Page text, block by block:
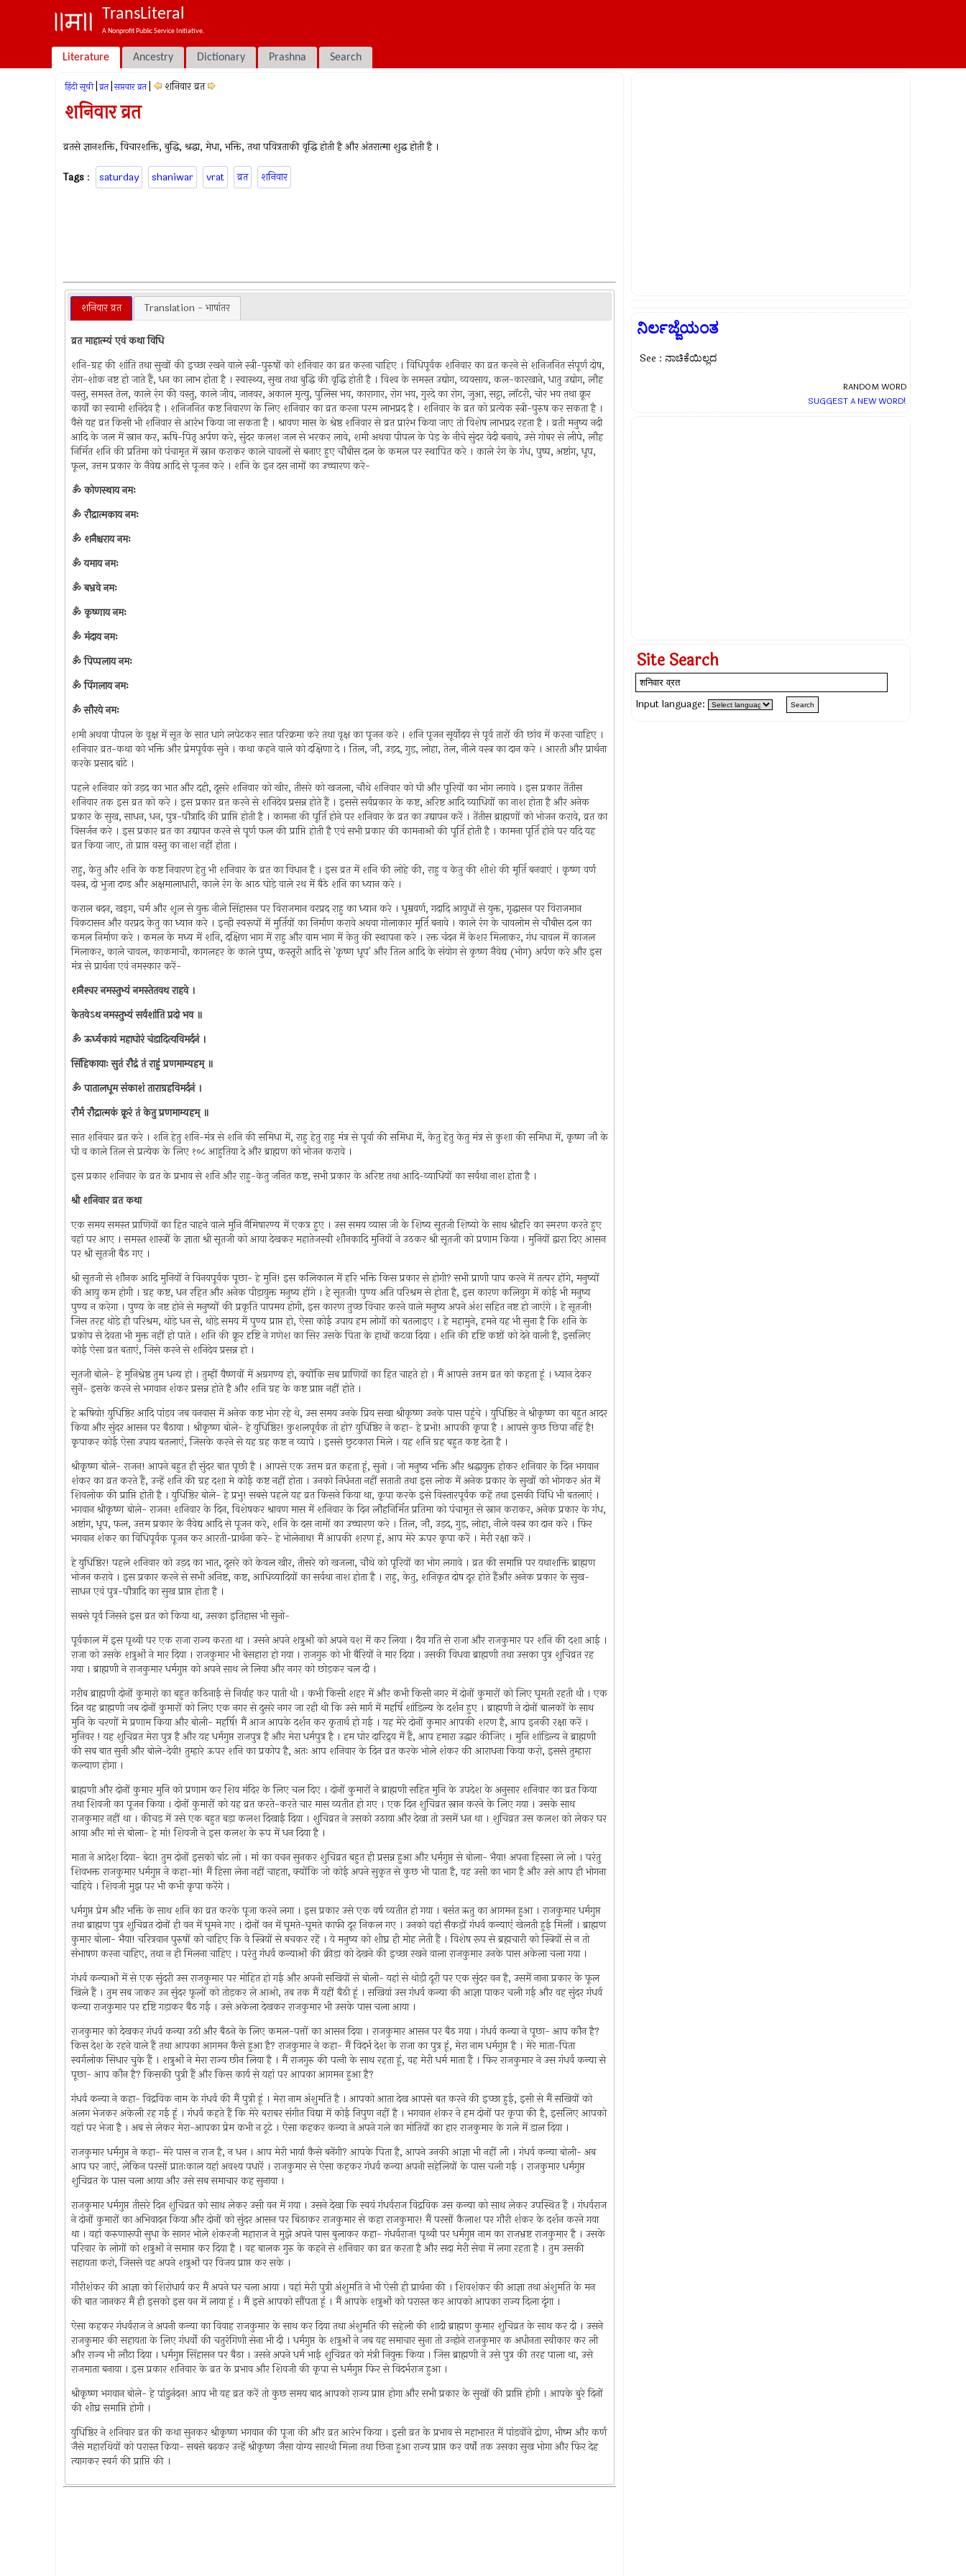
TransLiteral
A Nonprofit Public Service Initiative.
Literature Ancestry Dictionary Prashna Search
हिंदी सूची व्रत सप्तवार व्रत शनिवार व्रत
शनिवार व्रत
व्रतसे ज्ञानशक्ति, विचारशक्ति, बुद्धि, श्रद्धा, मेधा, भक्ति, तथा पवित्रताकी वृद्धि होती है और अंतरात्मा शुद्ध होती है ।
Tags : saturday shaniwar vrat व्रत शनिवार
शनिवार व्रत Translation - भाषांतर
व्रत माहात्म्यं एवं कथा विधि
शनि-ग्रह की शांति तथा सुखों की इच्छा रखने वाले स्त्री-पुरुषों को शनिवार का व्रत करना चाहिए । विधिपूर्वक शनिवार का व्रत करने से शनिजनित संपूर्ण दोष,
रोग-शोक नष्ट हो जाते हैं, धन का लाभ होता है । स्वास्थ्य, सुख तथा बुद्धि की वृद्धि होती है । विश्‍व के समस्त उद्योग, व्यवसाय, कल-कारखाने, धातु उद्योग, लौह
वस्तु, समस्त तेल, काले रंग की वस्तु, काले जीव, जानवर, अकाल मृत्यु, पुलिस भय, कारागार, रोग भय, गुरदे का रोग, जुआ, सट्टा, लॉटरी, चोर भय तथा क्रूर
कार्यों का स्वामी शनिदेव है । शनिजनित कष्ट निवारण के लिए शनिवार का व्रत करना परम लाभप्रद है । शनिवार के व्रत को प्रत्येक स्त्री-पुरुष कर सकता है ।
वैसे यह व्रत किसी भी शनिवार से आरंभ किया जा सकता है । श्रावण मास के श्रेष्ठ शनिवार से व्रत प्रारंभ किया जाए तो विशेष लाभप्रद रहता है । व्रती मनुष्य नदी
आदि के जल में स्नान कर, ऋषि-पितृ अर्पण करे, सुंदर कलश जल से भरकर लावे, शमी अथवा पीपल के पेड़ के नीचे सुंदर वेदी बनावे, उसे गोबर से लीपे, लौह
निर्मित शनि की प्रतिमा को पंचामृत में स्नान कराकर काले चावलों से बनाए हुए चौबीस दल के कमल पर स्थापित करे । काले रंग के गंध, पुष्प, अष्टांग, धूप,
फूल, उत्तम प्रकार के नैवेद्य आदि से पूजन करे । शनि के इन दस नामों का उच्चारण करे-
ॐ कोणस्थाय नमः
ॐ रौद्रात्मकाय नमः
ॐ शनैश्चराय नमः
ॐ यमाय नमः
ॐ बभ्रवे नमः
ॐ कृष्णाय नमः
ॐ मंदाय नमः
ॐ पिप्पलाय नमः
ॐ पिंगलाय नमः
ॐ सौरये नमः
शमी अथवा पीपल के वृक्ष में सूत के सात धागे लपेटकर सात परिक्रमा करे तथा वृक्ष का पूजन करे । शनि पूजन सूर्योदय से पूर्व तारों की छांव में करना चाहिए ।
शनिवार व्रत-कथा को भक्ति और प्रेमपूर्वक सुने । कथा कहने वाले को दक्षिणा दे । तिल, जौ, उड़द, गुड़, लोहा, तेल, नीले वस्त्र का दान करे । आरती और प्रार्थना
करके प्रसाद बांटे ।
पहले शनिवार को उड़द का भात और दही, दूसरे शनिवार को खीर, तीसरे को खजला, चौथे शनिवार को घी और पूरियों का भोग लगावे । इस प्रकार तेंतीस
शनिवार तक इस व्रत को करे । इस प्रकार व्रत करने से शनिदेव प्रसन्न होते हैं । इससे सर्वप्रकार के कष्ट, अरिष्ट आदि व्याधियों का नाश होता है और अनेक
प्रकार के सुख, साधन, धन, पुत्र-पौत्रादि की प्राप्ति होती है । कामना की पूर्ति होने पर शनिवार के व्रत का उद्यापन करें । तेंतीस ब्राह्मणों को भोजन करावे, व्रत का
विसर्जन करे । इस प्रकार व्रत का उद्यापन करने से पूर्ण फल की प्राप्ति होती है एवं सभी प्रकार की कामनाओं की पूर्ति होती है । कामना पूर्ति होने पर यदि यह
व्रत किया जाए, तो प्राप्त वस्तु का नाश नहीं होता ।
राहु, केतु और शनि के कष्ट निवारण हेतु भी शनिवार के व्रत का विधान है । इस व्रत में शनि की लोहे की, राहु व केतु की शीशे की मूर्ति बनवाएं । कृष्ण वर्ण
वस्त्र, दो भुजा दण्ड और अक्षमालाधारी, काले रंग के आठ घोड़े वाले रथ में बैठे शनि का ध्यान करे ।
कराल बदन, खड्‌ग, चर्म और शूल से युक्त नीले सिंहासन पर विराजमान वरप्रद राहु का ध्यान करे । धूम्रवर्ण, गदादि आयुधों से युक्त, गृद्धासन पर विराजमान
विकटासन और वरप्रद केतु का ध्यान करे । इन्ही स्वरूपों में मुर्तियों का निर्माण करावे अथवा गोलाकार मूर्ति बनावे । काले रंग के चावलोम से चौबीस दल का
कमल निर्माण करे । कमल के मध्य में शनि, दक्षिण भाग में राहु और वाम भाग में केतु की स्थापना करे । रक्त चंदन में केशर मिलाकर, गंध चावल में काजल
मिलाकर, काले चावल, काकमाची, कागलहर के काले पुष्प, कस्तूरी आदि से 'कृष्ण धूप' और तिल आदि के संयोग से कृष्ण नैवेद्य (भोग) अर्पण करे और इस
मंत्र से प्रार्थना एवं नमस्कार करें-
शनैश्‍चर नमस्तुभ्यं नमस्तेतवथ राहवे ।
केतवेऽथ नमस्तुभ्यं सर्वशांति प्रदो भव ॥
ॐ ऊर्ध्वकायं महाघोरं चंडादित्यविमर्दनं ।
सिंहिकायाः सुतं रौद्रं तं राहुं प्रणमाम्यहम् ॥
ॐ पातालधूम संकाशं ताराग्रहविमर्दनं ।
रौर्म रौद्रात्मकं क्रूरं तं केतु प्रणमाम्यहम् ॥
सात शनिवार व्रत करे । शनि हेतु शनि-मंत्र से शनि की समिधा में, राहु हेतु राहु मंत्र से पूर्वा की समिधा में, केतु हेतु केतु मंत्र से कुशा की समिधा में, कृष्ण जौ के
घी व काले तिल से प्रत्येक के लिए १०८ आहुतिया दे और ब्राह्मण को भोजन करावे ।
इस प्रकार शनिवार के व्रत के प्रभाव से शनि और राहु-केतु जनित कष्ट, सभी प्रकार के अरिष्ट तथा आदि-व्याधियों का सर्वथा नाश होता है ।
श्री शनिवार व्रत कथा
एक समय समस्त प्राणियों का हित चाहने वाले मुनि नैमिषारण्य में एकत्र हुए । उस समय व्यास जी के शिष्य सूतजी शिष्यो के साथ श्रीहरि का स्मरण करते हुए
वहां पर आए । समस्त शास्त्रों के ज्ञाता श्री सूतजी को आया देखकर महातेजस्वी शौनकादि मुनियों ने उठकर श्री सूतजी को प्रणाम किया । मुनियों द्वारा दिए आसन
पर श्री सूतजी बैठ गए ।
श्री सूतजी से शौनक आदि मुनियों ने विनयपूर्वक पूछा- हे मुनि! इस कलिकाल में हरि भक्ति किस प्रकार से होगी? सभी प्राणी पाप करने में तत्पर होंगे, मनुष्यों
की आयु कम होगी । ग्रह कष्ट, धन रहित और अनेक पीड़ायुक्त मनुष्य होंगे । हे सूतजी! पुण्य अति परिश्रम से होता है, इस कारण कलियुग में कोई भी मनुष्य
पुण्य न करेगा । पुण्य के नष्ट होने से मनुष्यों की प्रकृति पापमय होगी, इस कारण तुच्छ विचार करने वाले मनुष्य अपने अंश सहित नष्ट हो जाएंगे । हे सूतजी!
जिस तरह थोड़े ही परिश्रम, थोड़े धन से, थोड़े समय में पुण्य प्राप्त हो, ऐसा कोई उपाय हम लोगों को बतलाइए । हे महामुने, हमने यह भी सुना है कि शनि के
प्रकोप से देवता भी मुक्त नहीं हो पाते । शनि की क्रूर दृष्टि ने गणेश का सिर उसके पिता के हाथों कटवा दिया । शनि की दृष्टि कष्टों को देने वाली है, इसलिए
कोई ऐसा व्रत बताएं, जिसे करने से शनिदेव प्रसन्न हो ।
सूतजी बोले- हे मुनिश्रेष्ठ तुम धन्य हो । तुम्हीं वैष्णवों में अग्रगण्य हो, क्योंकि सब प्राणियों का हित चाहते हो । मैं आपसे उत्तम व्रत को कहता हूं । ध्यान देकर
सुनें- इसके करने से भगवान शंकर प्रसन्न होते है और शनि ग्रह के कष्ट प्राप्त नहीं होते ।
हे ऋषियो! युधिष्ठिर आदि पांडव जब वनवास में अनेक कष्ट भोग रहे थे, उस समय उनके प्रिय सखा श्रीकृष्ण उनके पास पहुंचे । युधिष्ठिर ने श्रीकृष्ण का बहुत आदर
किया और सुंदर आसन पर बैठाया । श्रीकृष्ण बोले- हे युधिष्ठिर! कुशलपूर्वक तो हो? युधिष्ठिर ने कहा- हे प्रभो! आपकी कृपा है । आपसे कुछ छिपा नहिं है!
कृपाकर कोई ऐसा उपाय बतलाएं, जिसके करने से यह ग्रह कष्ट न व्यापे । इससे छुटकारा मिले । यह शनि ग्रह बहुत कष्ट देता है ।
श्रीकृष्ण बोले- राजन! आपने बहुत ही सुंदर बात पूछी है । आपसे एक उत्तम व्रत कहता हूं, सुनो । जो मनुष्य भक्ति और श्रद्धायुक्त होकर शनिवार के दिन भगवान
शंकर का व्रत करते हैं, उन्हें शनि की ग्रह दशा मे कोई कष्ट नहीं होता । उनको निर्धनता नहीं सताती तथा इस लोक में अनेक प्रकार के सुखों को भोगकर अंत में
शिवलोक की प्राप्ति होती है । युधिष्ठिर बोले- हे प्रभु! सबसे पहले यह व्रत किसने किया था, कृपा करके इसे विस्तारपूर्वक कहें तथा इसकी विधि भी बतलाएं ।
भगवान श्रीकृष्ण बोले- राजन! शनिवार के दिन, विशेषकर श्रावण मास में शनिवार के दिन लौहनिर्मित प्रतिमा को पंचामृत से स्नान कराकर, अनेक प्रकार के गंध,
अष्टांग, धूप, फल, उत्तम प्रकार के नैवेद्य आदि से पूजन करे, शनि के दस नामों का उच्चारण करे । तिल, जौ, उड़द, गुड़, लोहा, नीले वस्त्र का दान करे । फिर
भगवान शंकर का विधिपूर्वक पूजन कर आरती-प्रार्थना करे- हे भोलेनाथ! मैं आपकी शरण हूं, आप मेरे ऊपर कृपा करें । मेरी रक्षा करें ।
हे युधिष्ठिर! पहले शनिवार को उड़द का भात, दूसरे को केवल खीर, तीसरे को खजला, चौथे को पूरियों का भोग लगावे । व्रत की समाप्ति पर यथाशक्ति ब्राह्मण
भोजन करावे । इस प्रकार करने से सभी अनिष्ट, कष्ट, आधिव्यादियों का सर्वथा नाश होता है । राहु, केतु, शनिकृत दोष दूर होते हैंऔर अनेक प्रकार के सुख-
साधन एवं पुत्र-पौत्रादि का सुख प्राप्त होता है ।
सबसे पूर्व जिसने इस व्रत को किया था, उसका इतिहास भी सुनो-
पूर्वकाल में इस पृथ्वी पर एक राजा राज्य करता था । उसने अपने शत्रुओं को अपने वश में कर लिया । दैव गति से राजा और राजकुमार पर शनि की दशा आई ।
राजा को उसके शत्रुओं ने मार दिया । राजकुमार भी बेसहारा हो गया । राजगुरु को भी बैरियों ने मार दिया । उसकी विधवा ब्राह्मणी तथा उसका पुत्र शुचिव्रत रह
गया । ब्राह्मणी ने राजकुमार धर्मगुप्त को अपने साथ ले लिया और नगर को छोड़कर चल दी ।
गरीब ब्राह्मणी दोनों कुमारो का बहुत कठिनाई से निर्वाह कर पाती थी । कभी किसी शहर में और कभी किसी नगर में दोनों कुमारों को लिए घूमती रहती थी । एक
दिन वह ब्राह्मणी जब दोनों कुमारों को लिए एक नगर से दुसरे नगर जा रही थी कि उसे मार्ग में महर्षि शांडिल्य के दर्शन हुए । ब्राह्मणी ने दोनों बालकों के साथ
मुनि के चरणों मे प्रणाम किया और बोली- महर्षि! मैं आज आपके दर्शन कर कृतार्थ हो गई । यह मेरे दोनों कुमार आपकी शरण है, आप इनकी रक्षा करें ।
मुनिवर ! यह शुचिव्रत मेरा पुत्र है और यह धर्मगुप्त राजपुत्र है और मेरा धर्मपुत्र है । हम घोर दारिद्र्य में हैं, आप हमारा उद्धार कीजिए । मुनि शांडिल्य ने ब्राह्मणी
की सब बात सुनी और बोले-देवी! तुम्हारे ऊपर शनि का प्रकोप है, अतः आप शनिवार के दिन व्रत करके भोले शंकर की आराधना किया करो, इससे तुम्हारा
कल्याण होगा ।
ब्राह्मणी और दोनों कुमार मुनि को प्रणाम कर शिव मंदिर के लिए चल दिए । दोनों कुमारों ने ब्राह्मणी सहित मुनि के उपदेश के अनुसार शनिवार का व्रत किया
तथा शिवजी का पूजन किया । दोनों कुमारों को यह व्रत करते-करते चार मास व्यतीत हो गए । एक दिन शुचिव्रत स्नान करने के लिए गया । उसके साथ
राजकुमार नहीं था । कीचड़ में उसे एक बहुत बड़ा कलश दिखाई दिया । शुचिव्रत ने उसको उठाया और देखा तो उसमें धन था । शुचिव्रत उस कलश को लेकर घर
आया और मां से बोला- हे मां! शिवजी ने इस कलश के रुप में धन दिया है ।
माता ने आदेश दिया- बेटा! तुम दोनों इसको बांट लो । मां का वचन सुनकर शुचिव्रत बहुत ही प्रसन्न हुआ और धर्मगुप्त से बोला- भैया! अपना हिस्सा ले लो । परंतु
शिवभक्त राजकुमार धर्मगुप्त ने कहा-मां! मैं हिसा लेना नहीं चाहता, क्योंकि जो कोई अपने सुकृत से कुछ भी पाता है, वह उसी का भाग है और उसे आप ही भोगना
चाहिये । शिवजी मुझ पर भी कभी कृपा करेंगे ।
धर्मगुप्त प्रेम और भक्ति के साथ शनि का व्रत करके पूजा करने लगा । इस प्रकार उसे एक वर्ष व्यतीत हो गया । बसंत ऋतु का आगमन हुआ । राजकुमार धर्मगुप्त
तथा ब्राह्मण पुत्र शुचिव्रत दोनों ही वन में घूमने गए । दोनों वन में घूमते-घूमते काफी दूर निकल गए । उनको वहां सैकड़ों गंधर्व कन्याएं खेलती हुई मिलीं । ब्राह्मण
कुमार बोला- भैया! चरित्रवान पुरुषों को चाहिए कि वे स्त्रियों से बचकर रहें । ये मनुष्य को शीघ्र ही मोह लेती हैं । विशेष रूप से ब्रह्मचारी को स्त्रियों से न तो
संभाषण करना चाहिए, तथा न ही मिलना चाहिए । परंतु गंधर्व कन्याओं की क्रीड़ा को देखने की इच्छा रखने वाला राजकुमार उनके पास अकेला चला गया ।
गंधर्व कन्याओं में से एक सुंदरी उस राजकुमार पर मोहित हो गई और अपनी सखियों से बोली- यहां से थोड़ी दूरी पर एक सुंदर वन है, उसमें नाना प्रकार के फूल
खिले हैं । तुम सब जाकर उन सुंदर फूलों को तोड़कर ले आओ, तब तक मैं यहीं बैठी हूं । सखियां उस गंधर्व कन्या की आज्ञा पाकर चली गई और वह सुंदर गंधर्व
कन्या राजकुमार पर दृष्टि गड़ाकर बैठ गई । उसे अकेला देखकर राजकुमार भी उसके पास चला आया ।
राजकुमार को देखकर गंधर्व कन्या उठी और बैठने के लिए कमल-पत्तों का आसन दिया । राजकुमार आसन पर बैठ गया । गंधर्व कन्या ने पूछा- आप कौन है?
किस देश के रहने वाले हैं तथा आपका आगमन कैसे हुआ है? राजकुमार ने कहा- मैं विदर्भ देश के राजा का पुत्र हूं, मेरा नाम धर्मगुप्त है । मेरे माता-पिता
स्वर्गलोक सिधार चुके हैं । शत्रुओं ने मेरा राज्य छीन लिया है । मैं राजगुरु की पत्‍नी के साथ रहता हूं, वह मेरी धर्म माता हैं । फिर राजकुमार ने उस गंधर्व कन्या से
पूछा- आप कौन है? किसकी पुत्री हैं और किस कार्य से यहां पर आपका आगमन हुआ है?
गंधर्व कन्या ने कहा- विद्रविक नाम के गंधर्व की मैं पुत्री हूं । मेरा नाम अंशुमति है । आपको आता देख आपसे बत करने की इच्छा हुई, इसी से मैं सखियों को
अलग भेजकर अकेली रह गई हूं । गंधर्व कहते हैं कि मेरे बराबर संगीत विद्या में कोई निपुण नहीं है । भगवान शंकर ने हम दोनों पर कृपा की है, इसलिए आपको
यहां पर भेजा है । अब से लेकर मेरा-आपका प्रेम कभी न टूटे । ऐसा कहकर कन्या ने अपने गले का मोतियों का हार राजकुमार के गले में डाल दिया ।
राजकुमार धर्मगुप्त ने कहा- मेरे पास न राज है, न धन । आप मेरी भार्या कैसे बनेंगी? आपके पिता है, आपने उनकी आज्ञा भी नहीं ली । गंधर्व कन्या बोली- अब
आप घर जाएं, लेकिन परसों प्रातःकाल यहां अवश्य पधारें । राजकुमार से ऐसा कहकर गंधर्व कन्या अपनी सहेलियों के पास चली गई । राजकुमार धर्मगुप्त
शुचिव्रत के पास चला आया और उसे सब समाचार कह सुनाया ।
राजकुमार धर्मगुप्त तीसरे दिन शुचिव्रत को साथ लेकर उसी वन में गया । उसने देखा कि स्वयं गंधर्वराज विद्रविक उस कन्या को साथ लेकर उपस्थित हैं । गंधर्वराज
ने दोनों कुमारों का अभिवादन किया और दोनों को सुंदर आसन पर बिठाकर राजकुमार से कहा राजकुमार! मैं परसों कैलाश पर गौरी शंकर के दर्शन करने गया
था । वहां करुणारूपी सुधा के सागर भोले शंकरजी महाराज ने मुझे अपने पास बुलाकर कहा- गंधर्वराज! पृथ्वी पर धर्मगुप्त नाम का राजभ्रष्ट राजकुमार है । उसके
परिवार के लोगों को शत्रुओं ने समाप्त कर दिया है । वह बालक गुरु के कहने से शनिवार का व्रत करता है और सदा मेरी सेवा में लगा रहता है । तुम उसकी
सहायता करो, जिससे वह अपने शत्रुओं पर विजय प्राप्त कर सके ।
गौरीशंकर की आज्ञा को शिरोधार्य कर मैं अपने घर चला आया । वहां मेरी पुत्री अंशुमति ने भी ऐसी ही प्रार्थना की । शिवशंकर की आज्ञा तथा अंशुमति के मन
की बात जानकर मैं ही इसको इस वन में लाया हूं । मैं इसे आपको सौंपता हूं । मैं आपके शत्रुओं को परास्त कर आपको आपका राज्य दिला दूंगा ।
ऐसा कहकर गंधर्वराज ने अपनी कन्या का विवाह राजकुमार के साथ कर दिया तथा अंशुमति की सहेली की शादी ब्राह्मण कुमार शुचिव्रत के साथ कर दी । उसने
राजकुमार की सहायता के लिए गंधर्वो की चतुरंगिणी सेना भी दी । धर्मगुप्त के शत्रुओं ने जब यह समाचार सुना तो उन्होने राजकुमार क अधीनता स्वीकार कर ली
और राज्य भी लौटा दिया । धर्मगुप्त सिंहासन पर बैठा । उसने अपने धर्म भाई शुचिव्रत को मंत्री नियुक्त किया । जिस ब्राह्मणी ने उसे पुत्र की तरह पाला था, उसे
राजमाता बनाया । इस प्रकार शनिवार के व्रत के प्रभाव और शिवजी की कृपा से धर्मगुप्त फिर से विदर्भराज हुआ ।
श्रीकृष्ण भगवान बोले- हे पांडुनंदन! आप भी यह व्रत करें तो कुछ समय बाद आपको राज्य प्राप्त होगा और सभी प्रकार के सुखों की प्राप्ति होगी । आपके बुरे दिनों
की शीघ्र समाप्ति होगी ।
युधिष्ठिर ने शनिवार व्रत की कथा सुनकर श्रीकृष्ण भगवान की पूजा की और व्रत आरंभ किया । इसी व्रत के प्रभाव से महाभारत में पांडवोंने द्रोण, भीष्म और कर्ण
जैसे महारथियों को परास्त किया- सबसे बढ़कर उन्हें श्रीकृष्ण जैसा योग्य सारथी मिला तथा छिना हुआ राज्य प्राप्त कर वर्षों तक उसका सुख भोगा और फिर देह
त्यागकर स्वर्ग की प्राप्ति की ।
ನಿರ್ಲಜ್ಜೆಯಂತ
See : ನಾಚಿಕೆಯಿಲ್ಲದ
RANDOM WORD
SUGGEST A NEW WORD!
Site Search
Input language: